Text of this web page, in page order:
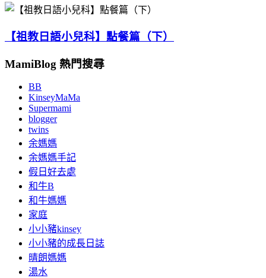
【祖教日語小兒科】點餐篇（下）
MamiBlog 熱門搜尋
BB
KinseyMaMa
Supermami
blogger
twins
余媽媽
余媽媽手記
假日好去處
和牛B
和牛媽媽
家庭
小小豬kinsey
小小豬的成長日誌
晴朗媽媽
湯水